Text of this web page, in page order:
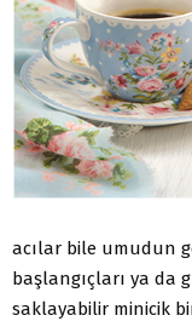
acılar bile umudun
başlangıçları ya da
saklayabilir minicik